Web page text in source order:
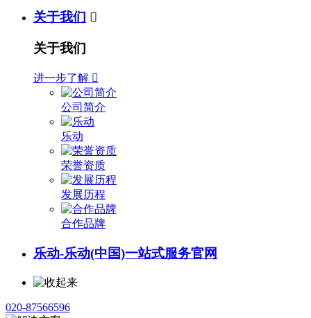
关于我们 
关于我们
进一步了解 
公司简介
乐动
荣誉资质
发展历程
合作品牌
乐动-乐动(中国)一站式服务官网
020-87566596